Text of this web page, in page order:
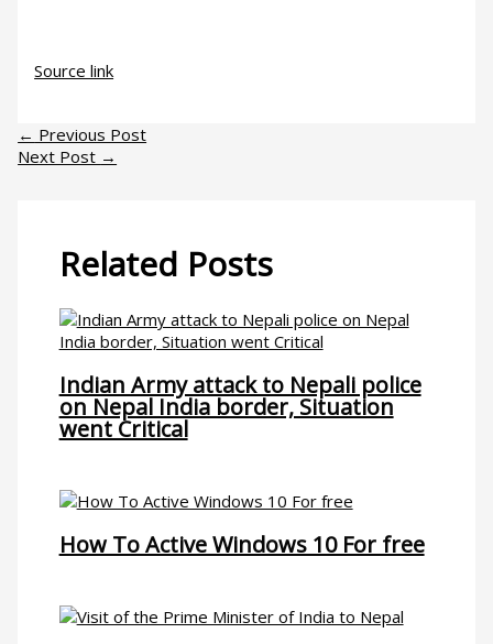
Source link
← Previous Post
Next Post →
Related Posts
Indian Army attack to Nepali police
on Nepal India border, Situation
went Critical
How To Active Windows 10 For free